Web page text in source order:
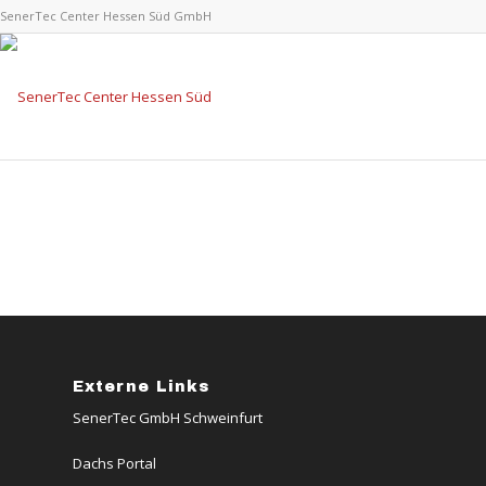
SenerTec Center Hessen Süd GmbH
Externe Links
SenerTec GmbH Schweinfurt
Dachs Portal